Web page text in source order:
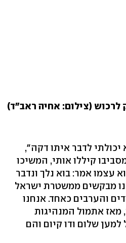
לרכוש (צילום: אחיה ראב"ד)
לדבר איתו דקה",
קיללו אותי, המשיכו
עצמו אמר: בוא נלך ונדבר
מבקשים ממשטרת ישראל
והערבים כאחד. אנחנו
מאז אתמול המנהיגות
שלום ודו קיום והם